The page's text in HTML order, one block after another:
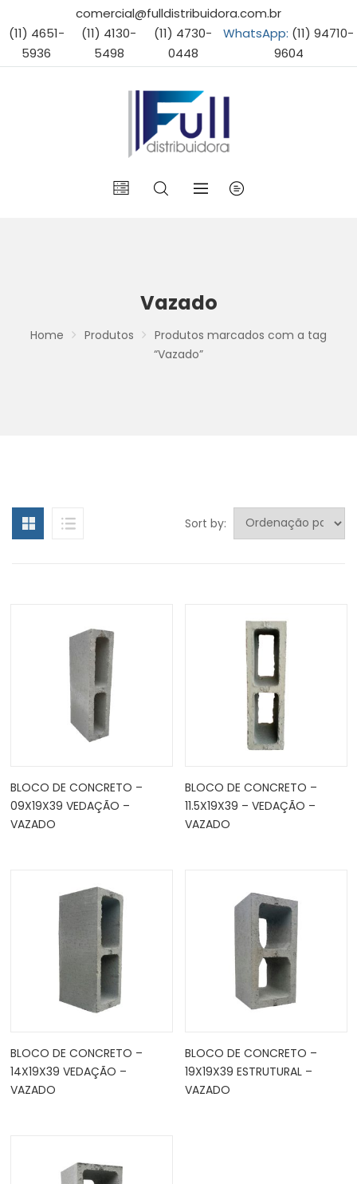
comercial@fulldistribuidora.com.br
(11) 4651-
5936
(11) 4130-
5498
(11) 4730-
0448
WhatsApp: (11) 94710-
9604
Vazado
Home Produtos
Produtos marcados com a tag
“Vazado”
Sort by:
BLOCO DE CONCRETO –
09X19X39 VEDAÇÃO –
VAZADO
BLOCO DE CONCRETO –
11.5X19X39 – VEDAÇÃO –
VAZADO
BLOCO DE CONCRETO –
14X19X39 VEDAÇÃO –
VAZADO
BLOCO DE CONCRETO –
19X19X39 ESTRUTURAL –
VAZADO